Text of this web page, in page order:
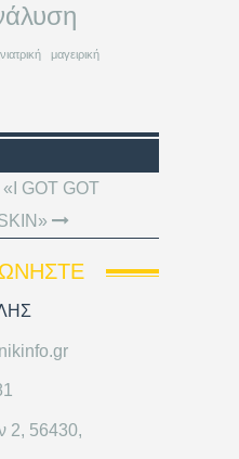
μαγειρική
GOT GOT
2, 56430,